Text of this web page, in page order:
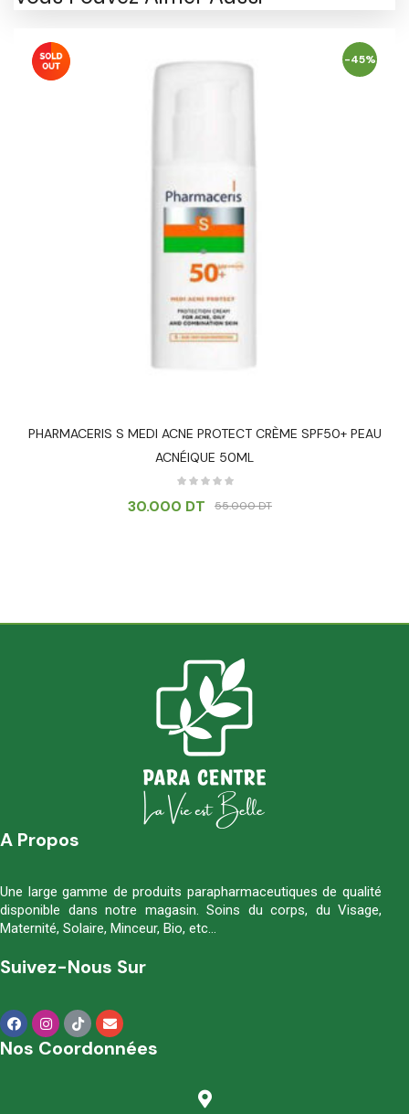
-45%
PHARMACERIS S MEDI ACNE PROTECT CRÈME SPF50+ PEAU
ACNÉIQUE 50ML
55.000DT
30.000 DT
A Propos
Une large gamme de produits parapharmaceutiques de qualité
disponible dans notre magasin. Soins du corps, du Visage,
Maternité, Solaire, Minceur, Bio, etc…
Suivez-Nous Sur
Nos Coordonnées